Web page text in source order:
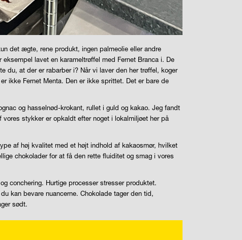
det ægte, rene produkt, ingen palmeolie eller andre
lavet en karameltrøffel med Fernet Branca i. De
du, at der er rabarber i? Når vi laver den her trøffel, koger
ikke Fernet Menta. Den er ikke sprittet. Det er bare de
og hasselnød-krokant, rullet i guld og kakao. Jeg fandt
stykker er opkaldt efter noget i lokalmiljøet her på
af høj kvalitet med et højt indhold af kakaosmør, hvilket
chokolader for at få den rette fluiditet og smag i vores
conchering. Hurtige processer stresser produktet.
kan bevare nuancerne. Chokolade tager den tid,
sødt.